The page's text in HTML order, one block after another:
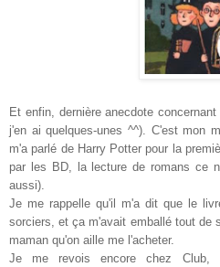
Et enfin, dernière anecdote concernant
j'en ai quelques-unes ^^). C'est mon
m'a parlé de Harry Potter pour la
par les BD, la lecture de romans ce
aussi).
Je me rappelle qu'il m'a dit que le
sorciers, et ça m'avait emballé tout de
maman qu'on aille me l'acheter.
Je me revois encore chez Club,